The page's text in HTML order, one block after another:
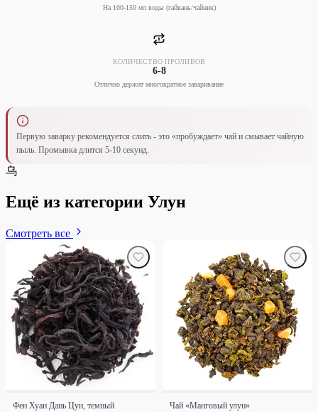
На 100-150 мл воды (гайвань/чайник)
КОЛИЧЕСТВО ПРОЛИВОВ
6-8
Отлично держит многократное заваривание
Первую заварку рекомендуется слить - это «пробуждает» чай и смывает чайную
пыль. Промывка длится 5-10 секунд.
乌
Ещё из категории Улун
Смотреть все
Фен Хуан Дань Цун, темный
Чай «Манговый улун»